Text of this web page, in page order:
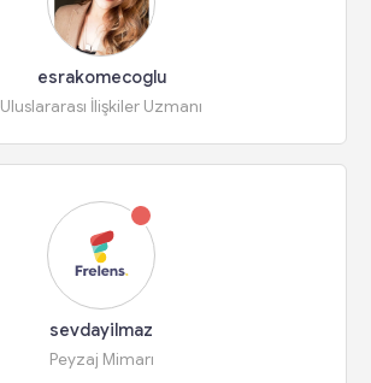
esrakomecoglu
Uluslararası İlişkiler Uzmanı
sevdayilmaz
Peyzaj Mimarı